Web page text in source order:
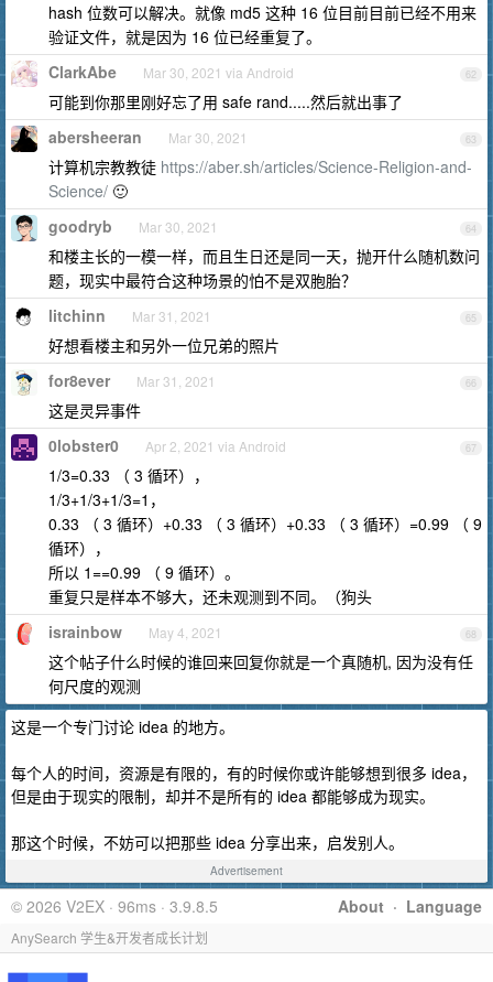
hash 位数可以解决。就像 md5 这种 16 位目前目前已经不用来
验证文件，就是因为 16 位已经重复了。
62
ClarkAbe Mar 30, 2021 via Android
可能到你那里刚好忘了用 safe rand.....然后就出事了
63
abersheeran Mar 30, 2021
计算机宗教教徒 https://aber.sh/articles/Science-Religion-and-
Science/ 🙂
64
goodryb Mar 30, 2021
和楼主长的一模一样，而且生日还是同一天，抛开什么随机数问
题，现实中最符合这种场景的怕不是双胞胎？
65
litchinn Mar 31, 2021
好想看楼主和另外一位兄弟的照片
66
for8ever Mar 31, 2021
这是灵异事件
67
0lobster0 Apr 2, 2021 via Android
1/3=0.33 （ 3 循环），
1/3+1/3+1/3=1，
0.33 （ 3 循环）+0.33 （ 3 循环）+0.33 （ 3 循环）=0.99 （ 9
循环），
所以 1==0.99 （ 9 循环）。
重复只是样本不够大，还未观测到不同。（狗头
68
israinbow May 4, 2021
这个帖子什么时候的谁回来回复你就是一个真随机, 因为没有任
何尺度的观测
这是一个专门讨论 idea 的地方。
每个人的时间，资源是有限的，有的时候你或许能够想到很多 idea，
但是由于现实的限制，却并不是所有的 idea 都能够成为现实。
那这个时候，不妨可以把那些 idea 分享出来，启发别人。
Advertisement
About · Language
© 2026 V2EX · 96ms · 3.9.8.5
AnySearch 学生&开发者成长计划